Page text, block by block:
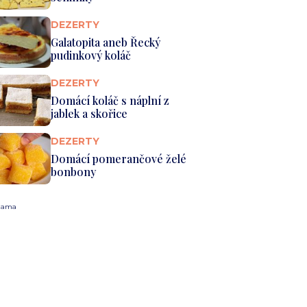
DEZERTY
Galatopita aneb Řecký
pudinkový koláč
DEZERTY
Domácí koláč s náplní z
jablek a skořice
DEZERTY
Domácí pomerančové želé
bonbony